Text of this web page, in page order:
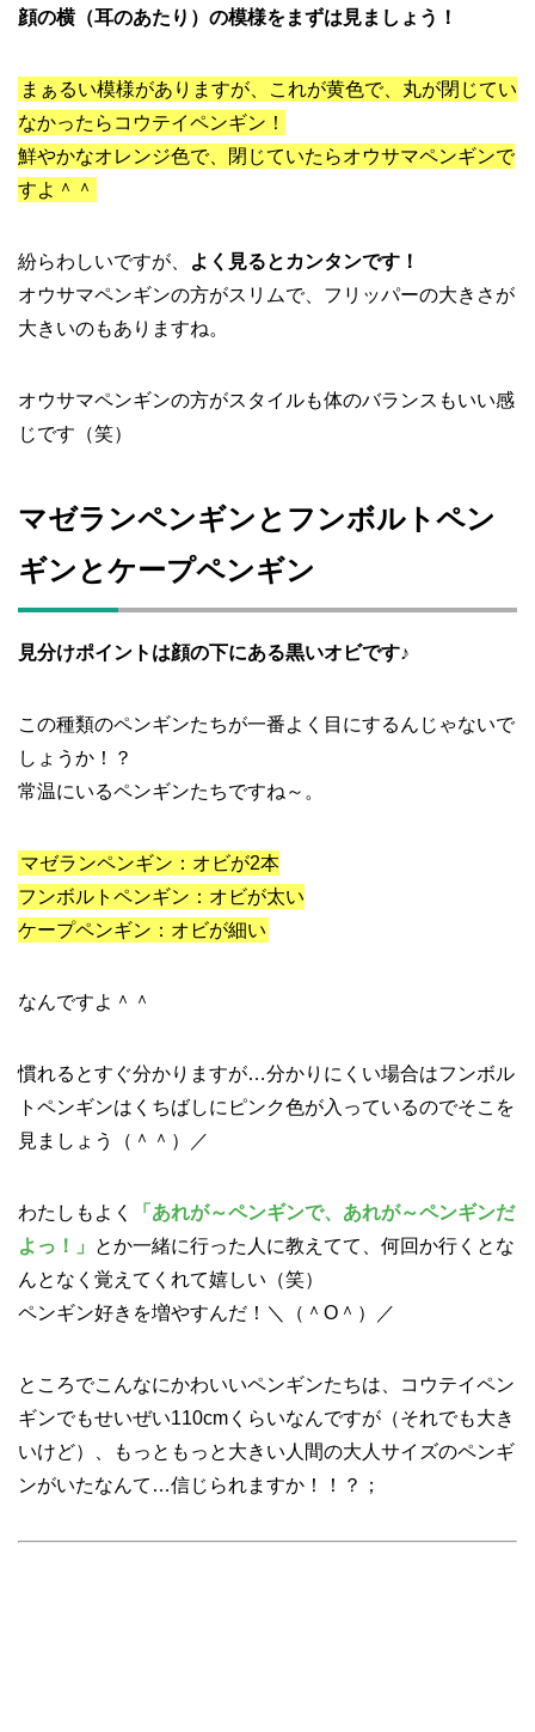
顔の横（耳のあたり）の模様をまずは見ましょう！
まぁるい模様がありますが、これが黄色で、丸が閉じてい
なかったらコウテイペンギン！
鮮やかなオレンジ色で、閉じていたらオウサマペンギンで
すよ＾＾
紛らわしいですが、
よく見るとカンタンです！
オウサマペンギンの方がスリムで、フリッパーの大きさが
大きいのもありますね。
オウサマペンギンの方がスタイルも体のバランスもいい感
じです（笑）
マゼランペンギンとフンボルトペン
ギンとケープペンギン
見分けポイントは顔の下にある黒いオビです♪
この種類のペンギンたちが一番よく目にするんじゃないで
しょうか！？
常温にいるペンギンたちですね～。
マゼランペンギン：オビが2本
フンボルトペンギン：オビが太い
ケープペンギン：オビが細い
なんですよ＾＾
慣れるとすぐ分かりますが…分かりにくい場合はフンボル
トペンギンはくちばしにピンク色が入っているのでそこを
見ましょう（＾＾）／
わたしもよく
「あれが～ペンギンで、あれが～ペンギンだ
よっ！」
とか一緒に行った人に教えてて、何回か行くとな
んとなく覚えてくれて嬉しい（笑）
ペンギン好きを増やすんだ！＼（＾O＾）／
ところでこんなにかわいいペンギンたちは、コウテイペン
ギンでもせいぜい110cmくらいなんですが（それでも大き
いけど）、もっともっと大きい人間の大人サイズのペンギ
ンがいたなんて…信じられますか！！？；